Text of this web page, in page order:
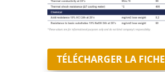
TÉLÉCHARGER LA FICHE